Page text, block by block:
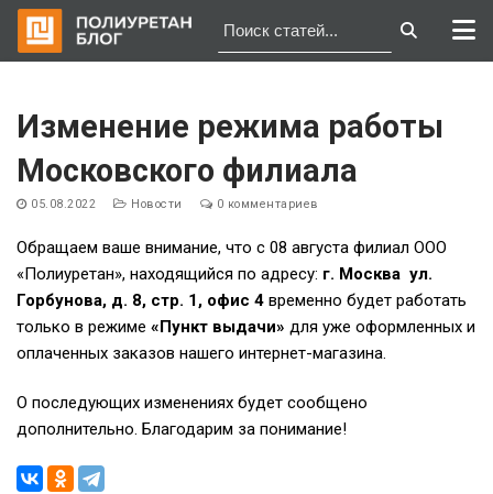
содержимому
Изменение режима работы
Московского филиала
05.08.2022 Новости 0 комментариев
Обращаем ваше внимание, что с 08 августа филиал ООО
«Полиуретан», находящийся по адресу: г. Москва ул.
Горбунова, д. 8, стр. 1, офис 4 временно будет работать
только в режиме «Пункт выдачи» для уже оформленных и
оплаченных заказов нашего интернет-магазина.
О последующих изменениях будет сообщено
дополнительно. Благодарим за понимание!